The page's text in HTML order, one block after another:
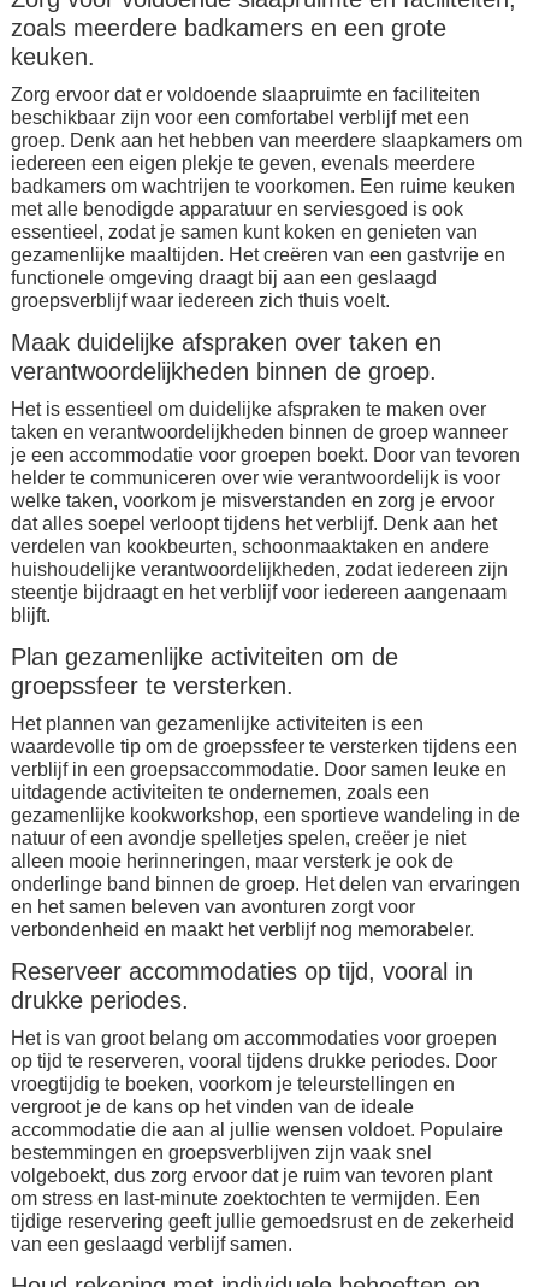
zoals meerdere badkamers en een grote
keuken.
Zorg ervoor dat er voldoende slaapruimte en faciliteiten
beschikbaar zijn voor een comfortabel verblijf met een
groep. Denk aan het hebben van meerdere slaapkamers om
iedereen een eigen plekje te geven, evenals meerdere
badkamers om wachtrijen te voorkomen. Een ruime keuken
met alle benodigde apparatuur en serviesgoed is ook
essentieel, zodat je samen kunt koken en genieten van
gezamenlijke maaltijden. Het creëren van een gastvrije en
functionele omgeving draagt bij aan een geslaagd
groepsverblijf waar iedereen zich thuis voelt.
Maak duidelijke afspraken over taken en
verantwoordelijkheden binnen de groep.
Het is essentieel om duidelijke afspraken te maken over
taken en verantwoordelijkheden binnen de groep wanneer
je een accommodatie voor groepen boekt. Door van tevoren
helder te communiceren over wie verantwoordelijk is voor
welke taken, voorkom je misverstanden en zorg je ervoor
dat alles soepel verloopt tijdens het verblijf. Denk aan het
verdelen van kookbeurten, schoonmaaktaken en andere
huishoudelijke verantwoordelijkheden, zodat iedereen zijn
steentje bijdraagt en het verblijf voor iedereen aangenaam
blijft.
Plan gezamenlijke activiteiten om de
groepssfeer te versterken.
Het plannen van gezamenlijke activiteiten is een
waardevolle tip om de groepssfeer te versterken tijdens een
verblijf in een groepsaccommodatie. Door samen leuke en
uitdagende activiteiten te ondernemen, zoals een
gezamenlijke kookworkshop, een sportieve wandeling in de
natuur of een avondje spelletjes spelen, creëer je niet
alleen mooie herinneringen, maar versterk je ook de
onderlinge band binnen de groep. Het delen van ervaringen
en het samen beleven van avonturen zorgt voor
verbondenheid en maakt het verblijf nog memorabeler.
Reserveer accommodaties op tijd, vooral in
drukke periodes.
Het is van groot belang om accommodaties voor groepen
op tijd te reserveren, vooral tijdens drukke periodes. Door
vroegtijdig te boeken, voorkom je teleurstellingen en
vergroot je de kans op het vinden van de ideale
accommodatie die aan al jullie wensen voldoet. Populaire
bestemmingen en groepsverblijven zijn vaak snel
volgeboekt, dus zorg ervoor dat je ruim van tevoren plant
om stress en last-minute zoektochten te vermijden. Een
tijdige reservering geeft jullie gemoedsrust en de zekerheid
van een geslaagd verblijf samen.